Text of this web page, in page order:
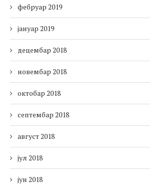
фебруар 2019
јануар 2019
децембар 2018
новембар 2018
октобар 2018
септембар 2018
август 2018
јул 2018
јун 2018